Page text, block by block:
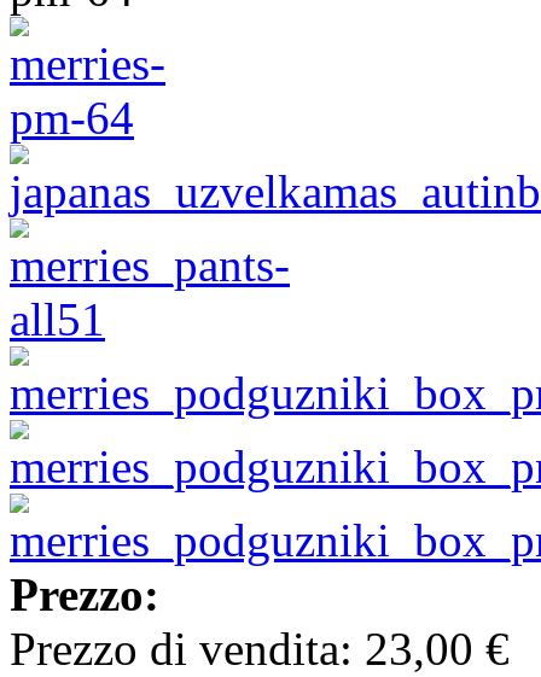
Prezzo:
Prezzo di vendita: 23,00 €